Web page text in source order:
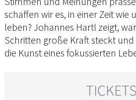
schaffen wir es, in einer Zeit wie
leben? Johannes Hartl zeigt,
Schritten große Kraft steckt
die Kunst eines fokussierten